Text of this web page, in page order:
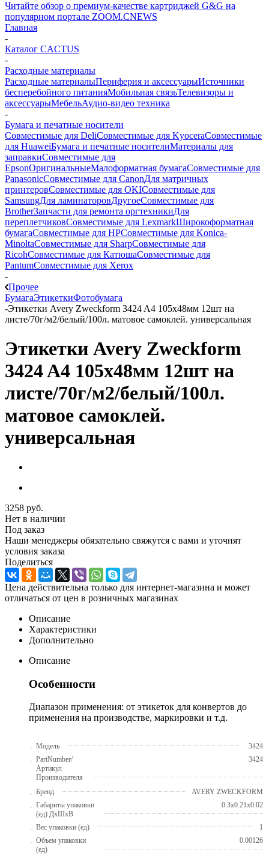
Читайте обзор о премиум-качестве картриджей G&G на
популярном портале ZOOM.CNEWS
Главная
-
Каталог CACTUS
-
Расходные материалы
Расходные материалыПериферия и аксессуарыИсточники
бесперебойного питанияМобильная связьТелевизоры и
аксессуарыМебельАудио-видео техника
-
Бумага и печатные носители
Совместимые для DeliСовместимые для KyoceraСовместимые
для HuaweiБумага и печатные носителиМатериалы для
заправкиСовместимые для
EpsonОригинальныеМалоформатная бумагаСовместимые для
PanasonicСовместимые для CanonДля матричных
принтеровСовместимые для OKIСовместимые для
SamsungДля ламинаторовДругоеСовместимые для
BrotherЗапчасти для ремонта оргтехникиДля
переплетчиковСовместимые для LexmarkШирокоформатная
бумагаСовместимые для HPСовместимые для Konica-
MinoltaСовместимые для SharpСовместимые для
RicohСовместимые для КатюшаСовместимые для
PantumСовместимые для Xerox
-
Прочее
БумагаЭтикеткиФотобумага
-Этикетки Avery Zweckform 3424 A4 105x48мм 12шт на
листе/70г/м2/белый/100л. матовое самоклей. универсальная
Этикетки Avery Zweckform
3424 A4 105x48мм 12шт на
листе/70г/м2/белый/100л.
матовое самоклей.
универсальная
3258 руб.
Нет в наличии
Под заказ
Наши менеджеры обязательно свяжутся с вами и уточнят
условия заказа
Поделиться
Цена действительна только для интернет-магазина и может
отличаться от цен в розничных магазинах
Описание
Характеристики
Дополнительно
Описание
Особенности
Диапазон применения: от этикеток для конвертов до
применения на производстве, маркировки и т.д.
Модель
3424
PartNumber/
Артикул
Производителя
3424
Бренд
AVERY ZWECKFORM
Габариты упаковки
(ед) ДхШхВ
0.3x0.21x0.02
Вес упаковки (ед)
1
Объем упаковки
(ед)
0.00126